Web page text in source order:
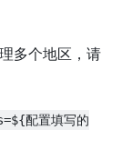
多个地区，请
配置填写的